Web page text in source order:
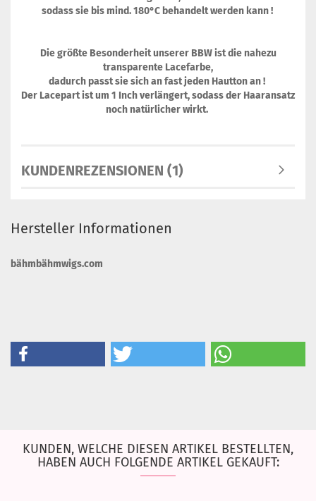
sodass sie bis mind. 180°C behandelt werden kann !
Die größte Besonderheit unserer BBW ist die nahezu
transparente Lacefarbe,
dadurch passt sie sich an fast jeden Hautton an !
Der Lacepart ist um 1 Inch verlängert, sodass der Haaransatz
noch natürlicher wirkt.
KUNDENREZENSIONEN (1)
Hersteller Informationen
bähmbähmwigs.com
KUNDEN, WELCHE DIESEN ARTIKEL BESTELLTEN,
HABEN AUCH FOLGENDE ARTIKEL GEKAUFT: